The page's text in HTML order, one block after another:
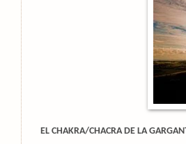
EL CHAKRA/CHACRA DE LA